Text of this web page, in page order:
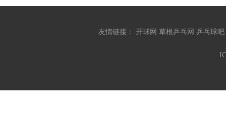
友情链接： 开球网 草根乒乓网 乒乓球吧